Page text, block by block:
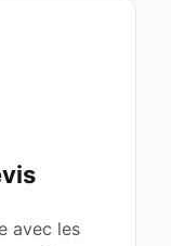
avec les